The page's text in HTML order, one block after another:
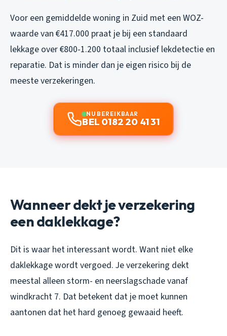
Voor een gemiddelde woning in Zuid met een WOZ-
waarde van €417.000 praat je bij een standaard
lekkage over €800-1.200 totaal inclusief lekdetectie en
reparatie. Dat is minder dan je eigen risico bij de
meeste verzekeringen.
NU BEREIKBAAR
BEL 0182 20 41 31
Wanneer dekt je verzekering
een daklekkage?
Dit is waar het interessant wordt. Want niet elke
daklekkage wordt vergoed. Je verzekering dekt
meestal alleen storm- en neerslagschade vanaf
windkracht 7. Dat betekent dat je moet kunnen
aantonen dat het hard genoeg gewaaid heeft.